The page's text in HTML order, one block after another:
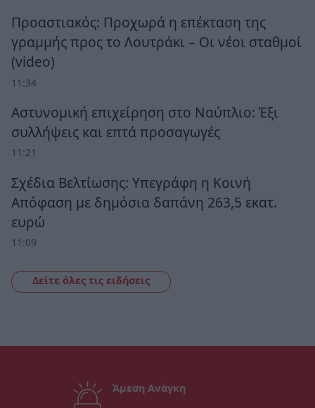
Προαστιακός: Προχωρά η επέκταση της
γραμμής προς το Λουτράκι – Οι νέοι σταθμοί
(video)
11:34
Αστυνομική επιχείρηση στο Ναύπλιο: Έξι
συλλήψεις και επτά προσαγωγές
11:21
Σχέδια Βελτίωσης: Υπεγράφη η Κοινή
Απόφαση με δημόσια δαπάνη 263,5 εκατ.
ευρώ
11:09
Δείτε όλες τις ειδήσεις
Άμεση Ανάγκη